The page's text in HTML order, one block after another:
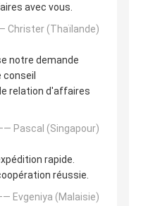
avec vous.
Christer (Thaïlande)
notre demande
relation d'affaires
Pascal (Singapour)
rapide.
réussie.
Evgeniya (Malaisie)